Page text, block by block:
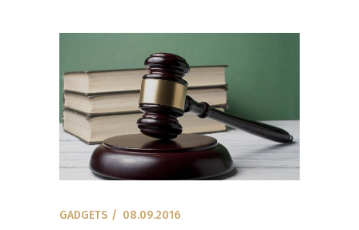
GADGETS 08.09.2016